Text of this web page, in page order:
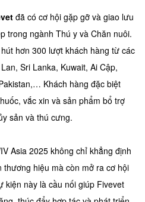
đã có cơ hội gặp gỡ và giao lưu
trong ngành Thú y và Chăn nuôi.
hơn 300 lượt khách hàng từ các
Sri Lanka, Kuwait, Ai Cập,
Khách hàng đặc biệt
vắc xin và sản phẩm bổ trợ
sản và thú cưng.
Asia 2025 không chỉ khẳng định
hiệu mà còn mở ra cơ hội
kiện này là cầu nối giúp Fivevet